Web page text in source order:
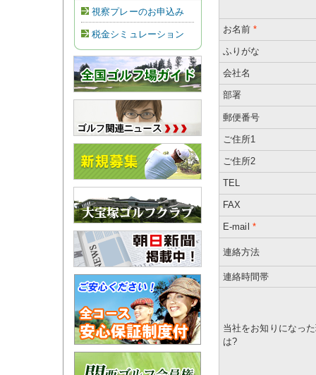
視察プレーのお申込み
税金シミュレーション お名前 *
ふりがな
会社名
部署
郵便番号
ご住所1
ご住所2
TEL
FAX
E-mail *
連絡方法
連絡時間帯
当社をお知りになっ
は?